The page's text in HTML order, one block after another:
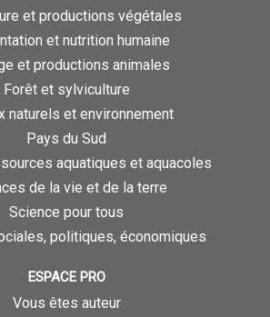
et productions végétales
et nutrition humaine
et productions animales
Forêt et sylviculture
naturels et environnement
Pays du Sud
aquatiques et aquacoles
de la vie et de la terre
Science pour tous
politiques, économiques
ESPACE PRO
Vous êtes auteur